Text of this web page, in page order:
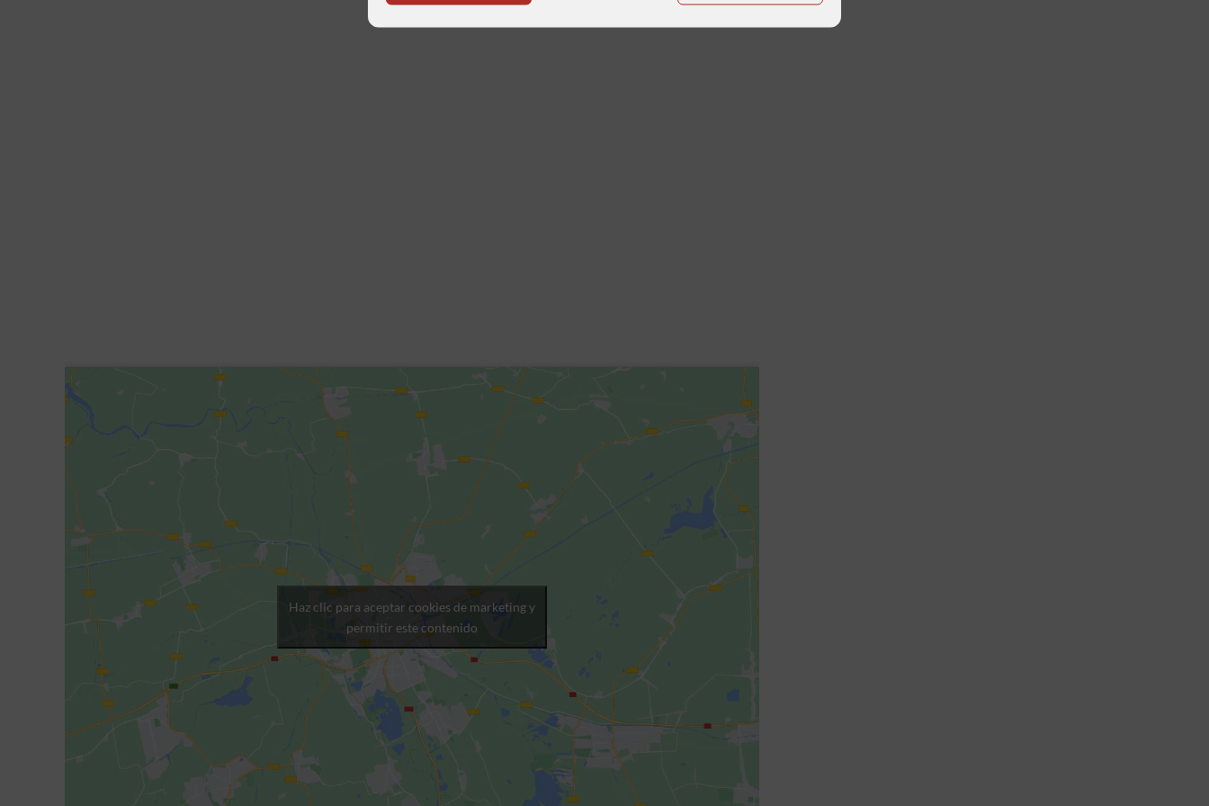
Haz clic para aceptar cookies de marketing y
permitir este contenido